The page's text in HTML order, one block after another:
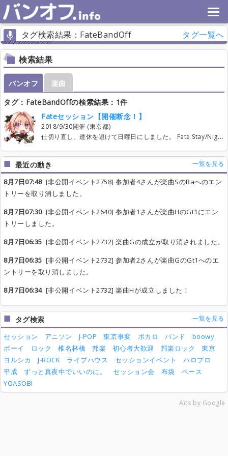
タグ検索結果：FateBandOff タグ一覧へ
検索結果
バンオフ
楽曲
タグ：FateBandOffの検索結果：1件
Fateセッション【開催断念！】
2018/9/30開催 (東京都)
仕切り直し、連休を避けて日曜日にしました。 Fate Stay/Night3部、Zero、GrandOrder、Apocrypha、Extra、Hollow Ataraxia、プリズマ☆イリヤ、カーニバルファンタズム Fateシリーズ及びFateキャラが登場する作品ならなんでも可、ゲーム版も可、劇伴も可です。 参考までにアニメ版では、 タイナカサチ、樹海、LISA、Kalafina、西川貴教、坂本真綾、春奈るな、藍井エイル、梶浦由記(劇伴)、EGOIST、Aimer、、、 なかなかそそるアーティストが揃ってるかと。 以下、レギュレーション ・エントリー上限はVo.12人、他はMax10人とします。(そんなには集まらないとは思うけど) ・エントリー曲数、仕切り直し後7/1以降は無制限です。 が、空気を読んで適度にね！ ・曲追加はエントリー曲数の範囲内であれば無制限。(当初は4曲、緩和に従い増加) ・最小催行曲数、10曲。 ・エントリー開始、4/1、曲エントリーも同時に開始します。 ・OtherパートはVln、チェロ、Flt、EWIなど。エントリー時に楽器を明記してください。 ・パートまたぎは当初は楽器とVo、及びOtherパートとレギュラーパートのみ可。 ・Kalafina曲のVo.エントリーは歌いたいパート(K、W、H)を明記してください。 ・コスプレ推奨。 よろしくお願いします！
最近の動き 一覧を見る
8月7日07:48[非公開イベント2758] 参加者4さんが楽曲SのBaへのエン
トリーを取り消しました。
8月7日07:30[非公開イベント2640] 参加者1さんが楽曲HのGt1にエン
トリーしました。
8月7日06:35 [非公開イベント2732] 楽曲Gの成立が取り消されました。
8月7日06:35 [非公開イベント2732] 参加者2さんが楽曲GのGt1へのエ
ントリーを取り消しました。
8月7日06:34[非公開イベント2732] 楽曲Hが成立しました！
タグ検索 一覧を見る
セッション アニソン J-POP 東京事変 ボカロ バンド
boowy
ボーイ
ロック 椎名林檎 邦楽 初心者大歓迎 邦楽ロック
東京
ヨルシカ
J-ROCK ライブハウス セッションイベント
ハロプロ
平成
ずっと真夜中でいいのに。 セッション会 布袋
ベース
YOASOBI
Ads by Google